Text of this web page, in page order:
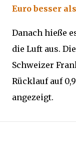
Euro besser
Danach hieße
die Luft aus.
Schweizer
Rücklauf auf
angezeigt.